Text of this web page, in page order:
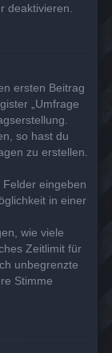
deaktivieren.
ersten Beitrag
„Umfrage
so hast du
zu erstellen.
eingeben
in einer
wie viele
Zeitlimit für
unbegrenzte
Stimme